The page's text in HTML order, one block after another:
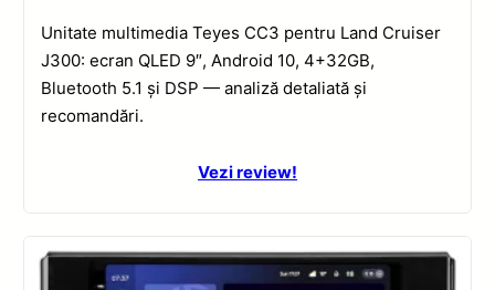
Unitate multimedia Teyes CC3 pentru Land Cruiser
J300: ecran QLED 9″, Android 10, 4+32GB,
Bluetooth 5.1 și DSP — analiză detaliată și
recomandări.
Vezi review!